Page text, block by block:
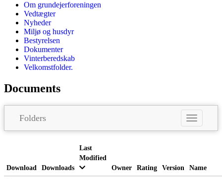
Om grundejerforeningen
Vedtægter
Nyheder
Miljø og husdyr
Bestyrelsen
Dokumenter
Vinterberedskab
Velkomstfolder.
Documents
Toggle
Folders
Download Downloads
Last
Modified
Owner
Rating Version Name